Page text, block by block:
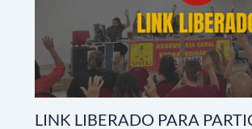
LINK LIBERADO PARA